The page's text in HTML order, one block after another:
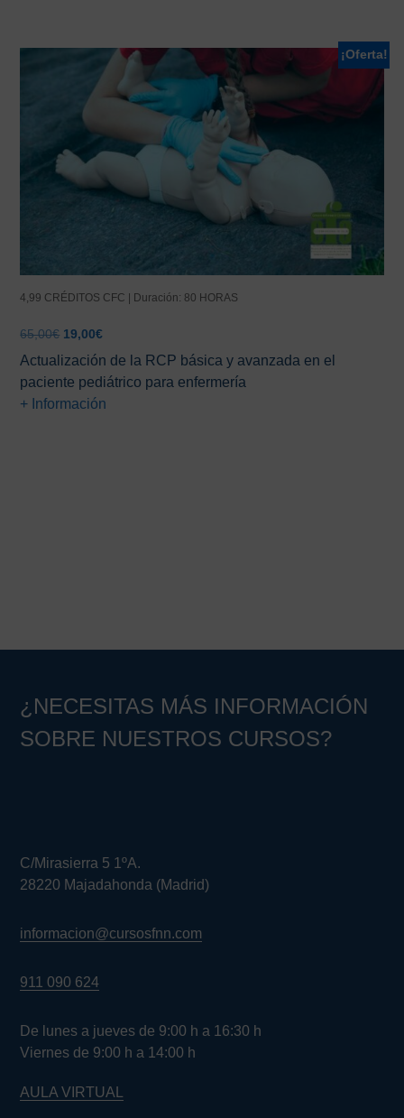
¡Oferta!
4,99 CRÉDITOS CFC | Duración: 80 HORAS
65,00€ El
precio
original
era:
65,00€.
19,00€El
actual
es:
19,00€.
Actualización de la RCP básica y avanzada en el
paciente pediátrico para enfermería
+ Información
¿NECESITAS MÁS INFORMACIÓN
SOBRE NUESTROS CURSOS?
C/Mirasierra 5 1ºA.
28220 Majadahonda (Madrid)
informacion@cursosfnn.com
911 090 624
De lunes a jueves de 9:00 h a 16:30 h
Viernes de 9:00 h a 14:00 h
AULA VIRTUAL